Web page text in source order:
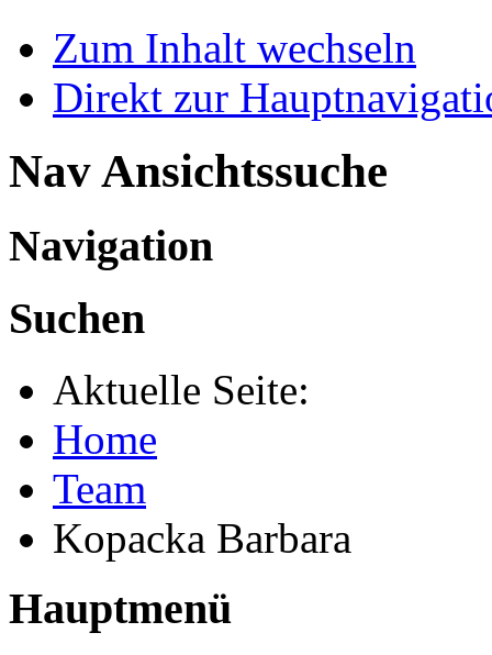
Zum Inhalt wechseln
Direkt zur
Nav Ansichtssuche
Navigation
Suchen
Aktuelle Seite:
Home
Team
Kopacka Barbara
Hauptmenü